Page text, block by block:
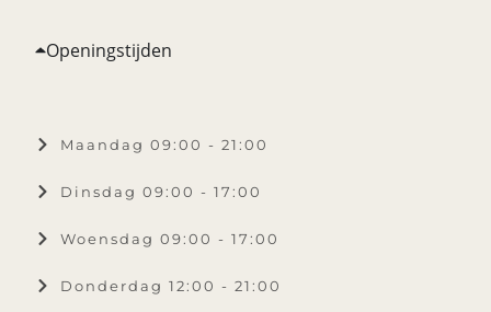
Openingstijden
Maandag 09:00 - 21:00
Dinsdag 09:00 - 17:00
Woensdag 09:00 - 17:00
Donderdag 12:00 - 21:00